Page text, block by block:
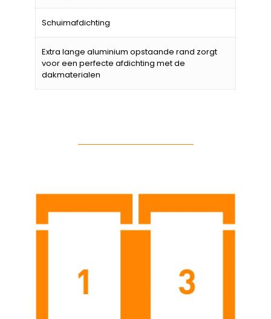
Schuimafdichting
Extra lange aluminium opstaande rand zorgt
voor een perfecte afdichting met de
dakmaterialen